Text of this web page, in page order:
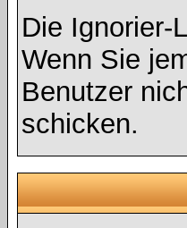
Die Ignorier-
Wenn Sie
Benutzer
schicken.